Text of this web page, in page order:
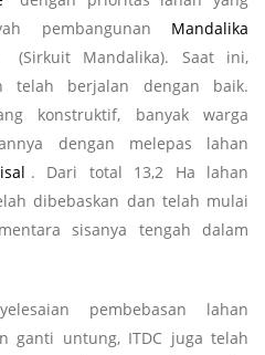
pembangunan Mandalika
(Sirkuit Mandalika). Saat ini,
telah berjalan dengan baik.
konstruktif, banyak warga
dengan melepas lahan
. Dari total 13,2 Ha lahan
dibebaskan dan telah mulai
sisanya tengah dalam
pembebasan lahan
ganti untung, ITDC juga telah